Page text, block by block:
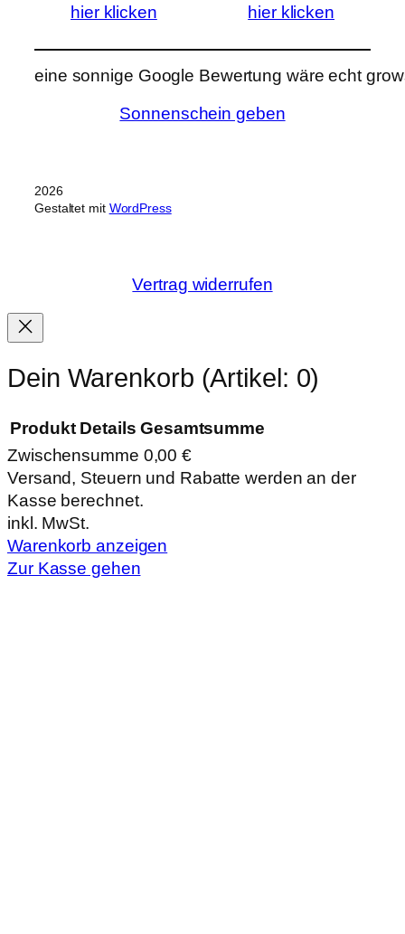
hier klicken hier klicken
eine sonnige Google Bewertung wäre echt
Sonnenschein geben
2026
Gestaltet mit WordPress
Vertrag widerrufen
Dein Warenkorb (Artikel: 0)
Produkte
im
Warenkorb
Produkt Details Gesamtsumme
Zwischensumme 0,00 €
Versand, Steuern und Rabatte werden an der
Kasse berechnet.
inkl. MwSt.
Warenkorb anzeigen
Zur Kasse gehen